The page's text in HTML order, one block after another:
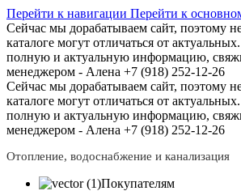
Перейти к навигации Перейти к
Сейчас мы дорабатываем сайт, поэтому
каталоге могут отличаться от актуальных.
полную и актуальную информацию,
менеджером - Алена +7 (918) 252-12-26
Сейчас мы дорабатываем сайт, поэтому
каталоге могут отличаться от актуальных.
полную и актуальную информацию,
менеджером - Алена +7 (918) 252-12-26
Отопление, водоснабжение и канализация
Покупателям